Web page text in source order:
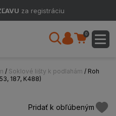
za registráciu
0
/ Soklové lišty k podlahám / Roh
187, K488)
Pridať k obľúbeným